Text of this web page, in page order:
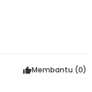
Membantu (0)